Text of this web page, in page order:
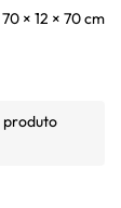
70 × 12 × 70 cm
produto